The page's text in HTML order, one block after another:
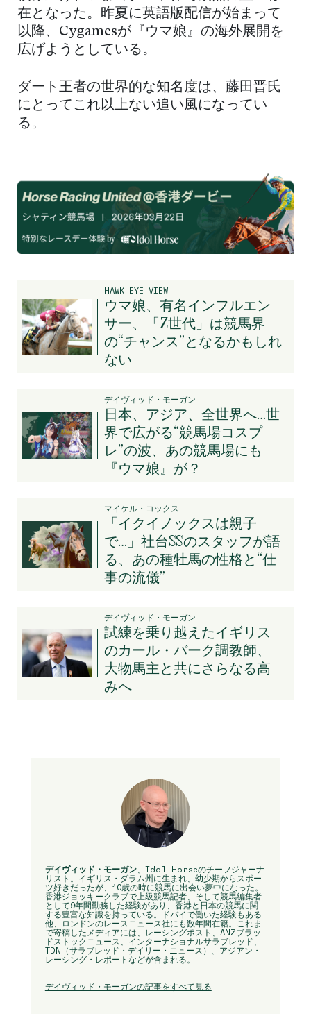
在となった。昨夏に英語版配信が始まって
以降、Cygamesが『ウマ娘』の海外展開を
広げようとしている。
ダート王者の世界的な知名度は、藤田晋氏
にとってこれ以上ない追い風になってい
る。
HAWK EYE VIEW
ウマ娘、有名インフルエン
サー、「Z世代」は競馬界
の“チャンス”となるかもしれ
ない
デイヴィッド・モーガン
日本、アジア、全世界へ…世
界で広がる“競馬場コスプ
レ”の波、あの競馬場にも
『ウマ娘』が？
マイケル・コックス
「イクイノックスは親子
で…」社台SSのスタッフが語
る、あの種牡馬の性格と“仕
事の流儀”
デイヴィッド・モーガン
試練を乗り越えたイギリス
のカール・バーク調教師、
大物馬主と共にさらなる高
みへ
デイヴィッド・モーガン、Idol Horseのチーフジャーナ
リスト。イギリス・ダラム州に生まれ、幼少期からスポー
ツ好きだったが、10歳の時に競馬に出会い夢中になった。
香港ジョッキークラブで上級競馬記者、そして競馬編集者
として9年間勤務した経験があり、香港と日本の競馬に関
する豊富な知識を持っている。ドバイで働いた経験もある
他、ロンドンのレースニュース社にも数年間在籍。これま
で寄稿したメディアには、レーシングポスト、ANZブラッ
ドストックニュース、インターナショナルサラブレッド、
TDN（サラブレッド・デイリー・ニュース）、アジアン・
レーシング・レポートなどが含まれる。
デイヴィッド・モーガンの記事をすべて見る